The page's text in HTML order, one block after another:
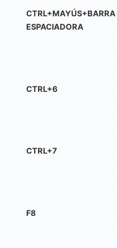
CTRL+MAYÚS+BARRA
ESPACIADORA
CTRL+6
CTRL+7
F8